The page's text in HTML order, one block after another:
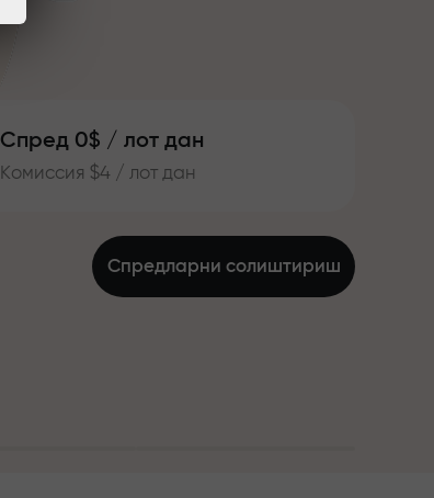
Спред 0$ / лот дан
Комиссия $4 / лот дан
Спредларни солиштириш